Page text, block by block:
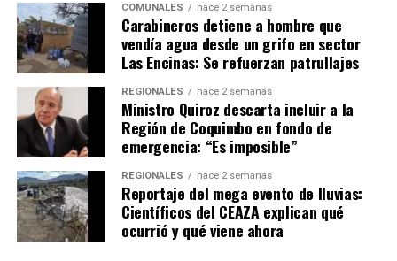
COMUNALES hace 2 semanas
Carabineros detiene a hombre que
vendía agua desde un grifo en sector
Las Encinas: Se refuerzan patrullajes
REGIONALES hace 2 semanas
Ministro Quiroz descarta incluir a la
Región de Coquimbo en fondo de
emergencia: “Es imposible”
REGIONALES hace 2 semanas
Reportaje del mega evento de lluvias:
Científicos del CEAZA explican qué
ocurrió y qué viene ahora